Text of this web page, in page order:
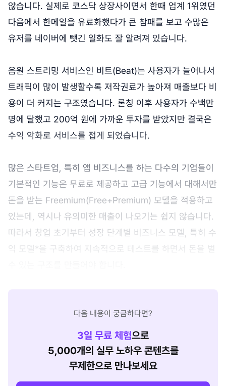
않습니다. 실제로 코스닥 상장사이면서 한때 업계 1위였던
다음에서 한메일을 유료화했다가 큰 참패를 보고 수많은
유저를 네이버에 뺏긴 일화도 잘 알려져 있습니다.
음원 스트리밍 서비스인 비트(Beat)는 사용자가 늘어나서
트래픽이 많이 발생할수록 저작권료가 높아져 매출보다 비
용이 더 커지는 구조였습니다. 론칭 이후 사용자가 수백만
명에 달했고 200억 원에 가까운 투자를 받았지만 결국은
수익 악화로 서비스를 접게 되었습니다.
많은 스타트업, 특히 앱 비즈니스를 하는 다수의 기업들이
기본적인 기능은 무료로 제공하고 고급 기능에서 대해서만
돈을 받는 Freemium(Free+Premium) 모델을 적용하고
있는데, 역시나 유의미한 매출이 나오기는 쉽지 않습니다.
따라서 창업 초기부터 성장 단계별 비즈니스 모델, 특히 수
익 모델*을 구축하여 지속적으로 테스트를 하면서 돈을 벌
다음 내용이 궁금하다면?
3일 무료 체험으로
5,000개의 실무 노하우 콘텐츠를
무제한으로 만나보세요